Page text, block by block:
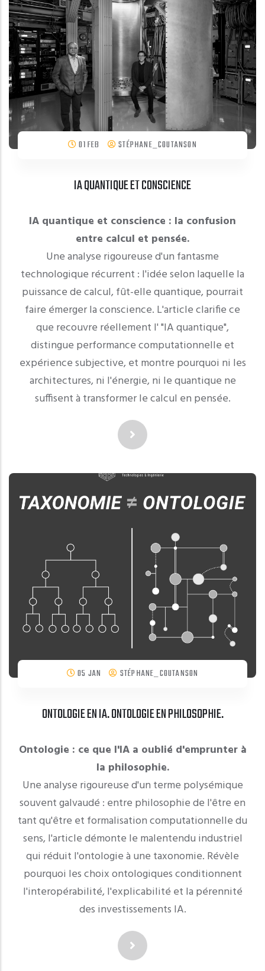
01 FEB STÉPHANE_COUTANSON
IA QUANTIQUE ET CONSCIENCE
IA quantique et conscience : la confusion
entre calcul et pensée.
Une analyse rigoureuse d'un fantasme
technologique récurrent : l'idée selon laquelle la
puissance de calcul, fût-elle quantique, pourrait
faire émerger la conscience. L'article clarifie ce
que recouvre réellement l' "IA quantique",
distingue performance computationnelle et
expérience subjective, et montre pourquoi ni les
architectures, ni l'énergie, ni le quantique ne
suffisent à transformer le calcul en pensée.
05 JAN STÉPHANE_COUTANSON
ONTOLOGIE EN IA. ONTOLOGIE EN PHILOSOPHIE.
Ontologie : ce que l'IA a oublié d'emprunter à
la philosophie.
Une analyse rigoureuse d'un terme polysémique
souvent galvaudé : entre philosophie de l'être en
tant qu'être et formalisation computationnelle du
sens, l'article démonte le malentendu industriel
qui réduit l'ontologie à une taxonomie. Révèle
pourquoi les choix ontologiques conditionnent
l'interopérabilité, l'explicabilité et la pérennité
des investissements IA.